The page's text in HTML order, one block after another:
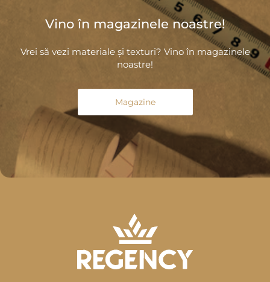
Vino în magazinele noastre!
Vrei să vezi materiale și texturi? Vino în magazinele
noastre!
Magazine